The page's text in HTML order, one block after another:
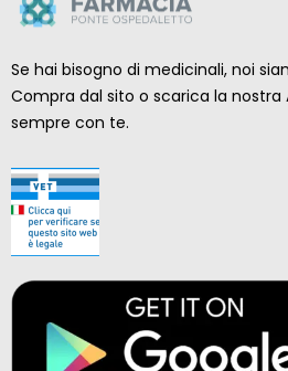
Se hai bisogno di medicinali, noi
Compra dal sito o scarica la nostra
sempre con te.